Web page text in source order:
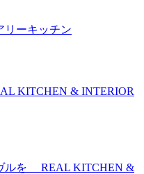
リーキッチン
KITCHEN & INTERIOR
ルを REAL KITCHEN &